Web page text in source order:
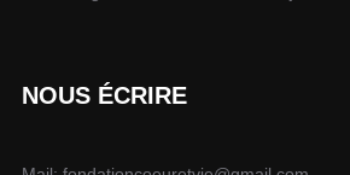
NOUS ÉCRIRE